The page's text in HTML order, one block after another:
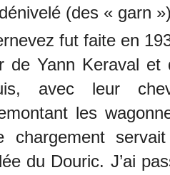
(des « garn
fut faite en
de Yann Keraval et
avec leur
les
chargement
du Douric. J’ai